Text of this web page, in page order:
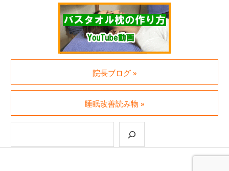
院長ブログ »
睡眠改善読み物 »